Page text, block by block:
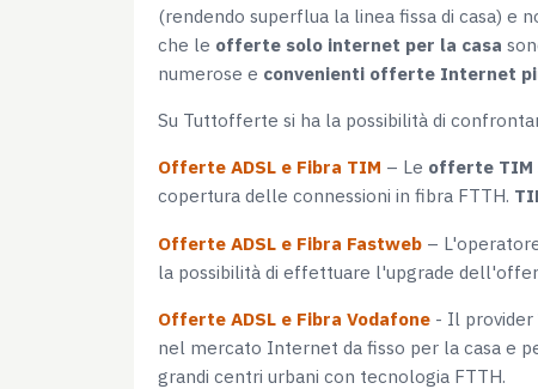
(rendendo superflua la linea fissa di casa) e
che le offerte solo internet per la casa
numerose e convenienti offerte Internet
Su Tuttofferte si ha la possibilità di
Offerte ADSL e Fibra TIM – Le offerte TIM
copertura delle connessioni in fibra FTTH.
Offerte ADSL e Fibra Fastweb –
la possibilità di effettuare l'upgrade
Offerte ADSL e Fibra Vodafone - Il provider
nel mercato Internet da fisso per la casa e
grandi centri urbani con tecnologia FTTH.